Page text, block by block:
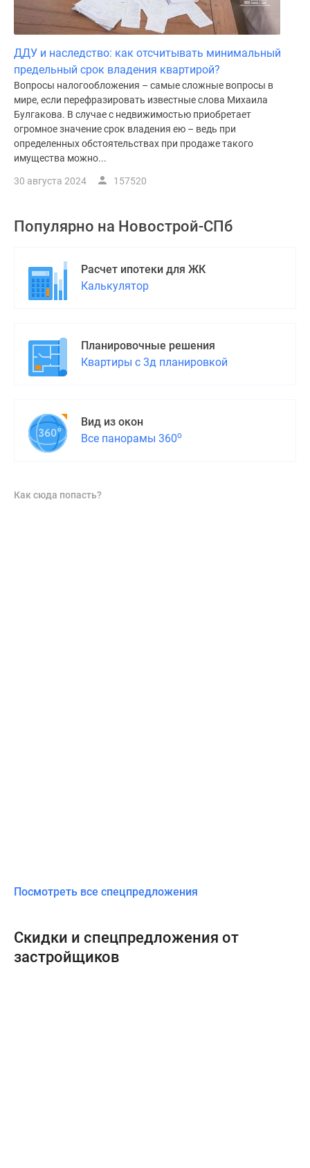
ДДУ и наследство: как отсчитывать минимальный
предельный срок владения квартирой?
Вопросы налогообложения – самые сложные вопросы в
мире, если перефразировать известные слова Михаила
Булгакова. В случае с недвижимостью приобретает
огромное значение срок владения ею – ведь при
определенных обстоятельствах при продаже такого
имущества можно...
30 августа 2024 157520
Популярно на Новострой-СПб
Расчет ипотеки для ЖК
Калькулятор
Планировочные решения
Квартиры с 3д планировкой
Вид из окон
Все панорамы 360о
Как сюда попасть?
Посмотреть все спецпредложения
Скидки и спецпредложения от
застройщиков